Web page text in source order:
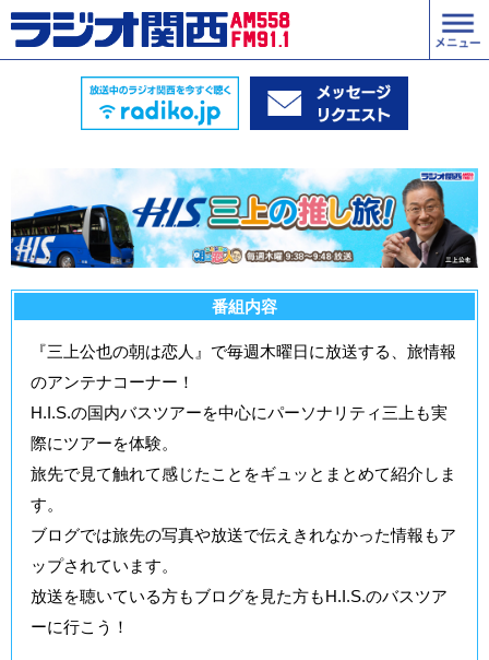
番組内容
『三上公也の朝は恋人』で毎週木曜日に放送する、旅情報
のアンテナコーナー！
H.I.S.の国内バスツアーを中心にパーソナリティ三上も実
際にツアーを体験。
旅先で見て触れて感じたことをギュッとまとめて紹介しま
す。
ブログでは旅先の写真や放送で伝えきれなかった情報もア
ップされています。
放送を聴いている方もブログを見た方もH.I.S.のバスツア
ーに行こう！